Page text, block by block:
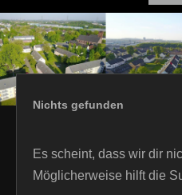
Zum
Inhalt
springen
Nichts gefunden
Es scheint, dass wir dir
Möglicherweise hilft die